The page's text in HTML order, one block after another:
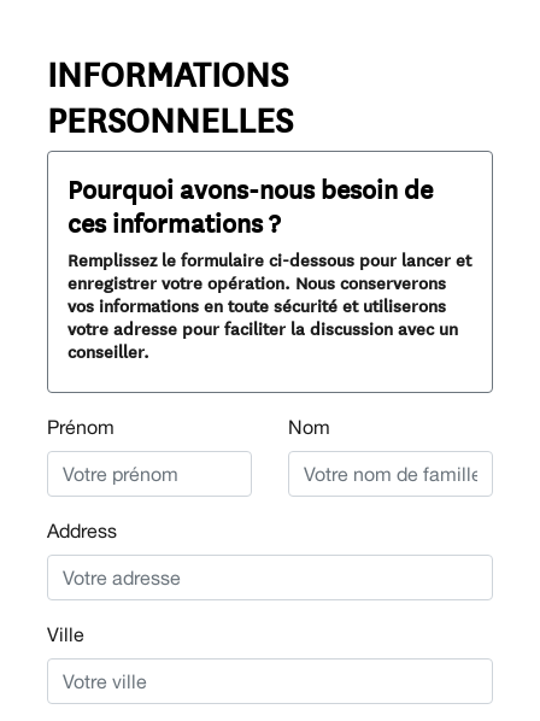
INFORMATIONS
PERSONNELLES
Pourquoi avons-nous besoin de
ces informations ?
Remplissez le formulaire ci-dessous pour lancer et
enregistrer votre opération. Nous conserverons
vos informations en toute sécurité et utiliserons
votre adresse pour faciliter la discussion avec un
conseiller.
Prénom Nom
Address
Ville